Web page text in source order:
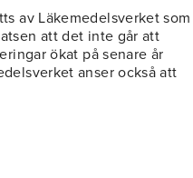
av Läkemedelsverket som
att det inte går att
ökat på senare år
anser också att